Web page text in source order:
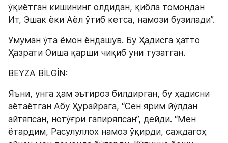
ўқиётган кишининг олдидан, қибла томондан
Ит, Эшак ёки Аёл ўтиб кетса, намози бузилади”.
Умуман ўта ёмон ёндашув. Бу Ҳадисга ҳатто
Ҳазрати Оиша қарши чиқиб уни тузатган.
BEYZA BİLGİN:
Яъни, унга ҳам эътироз билдирган, бу ҳадисни
аётаётган Aбу Ҳурайрага, “Сен ярим йўлдан
айтяпсан, нотўғри гапиряпсан”, дейди. “Мен
ётардим, Расулуллох намоз ўқирди, саждагоҳ